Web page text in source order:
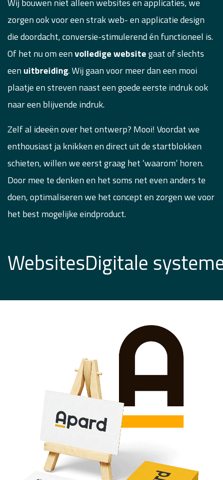
zorgen ook voor een strak web- en applicatie design
die doordacht, conversie-stimulerend én functioneel is.
Of het nu om eenvolledige websitegaat of slechts
een uitbreiding. Wij gaan voor meer dan een mooi
plaatje en streven naast een goede eerste indruk ook
naar een blijvende indruk.
Zelf al ideeën over het ontwerp? Mooi! Voordat we
enthousiast ja knikken en direct uit de startblokken
schieten, willen we eerst graag het ‘waarom’ horen.
Door mee te denken en het soms net even anders te
doen, optimaliseren we het concept en zorgen we voor
het best mogelijke eindproduct.
WebsitesDigitale